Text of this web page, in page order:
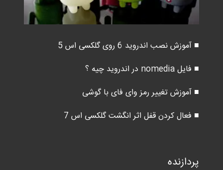
■ آموزش نصب اندروید 6 روی گلکسی اس 5
■ فایل nomedia در اندروید چیه ؟
■ آموزش تغییر رمز وای فای با گوشی
■ فعال کردن قفل اثر انگشت گلکسی اس 7
پردازنده